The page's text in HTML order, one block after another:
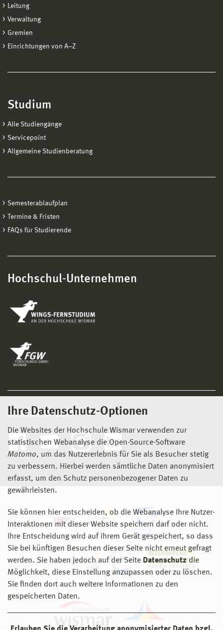
Ihre Datenschutz-Optionen
Die Websites der Hochschule Wismar verwenden zur
statistischen Webanalyse die Open-Source-Software
Matomo, um das Nutzererlebnis für Sie als Besucher stetig
zu verbessern. Hierbei werden sämtliche Daten anonymisiert
erfasst, um den Schutz personenbezogener Daten zu
gewährleisten.
Sie können hier entscheiden, ob die Webanalyse Ihre Nutzer-
Interaktionen mit dieser Website speichern darf oder nicht.
Ihre Entscheidung wird auf ihrem Gerät gespeichert, so dass
Sie bei künftigen Besuchen dieser Seite nicht erneut gefragt
werden. Sie haben jedoch auf der Seite Datenschutz die
Möglichkeit, diese Einstellung anzupassen oder zu löschen.
Sie finden dort auch weitere Informationen zu den
gespeicherten Daten.
Leitung
Verwaltung
Gremien
Einrichtungen von A−Z
Studium
Alle Studiengänge
Servicepoint
Allgemeine Studienberatung
Semesterablaufplan
Termine & Fristen
FAQs für Studierende
Hochschul-Unternehmen
Social Media